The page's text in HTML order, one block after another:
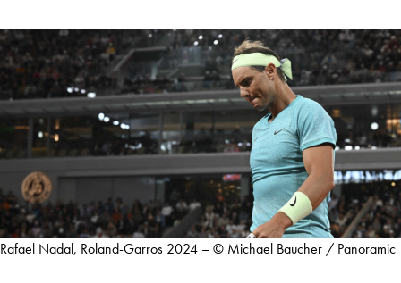
Rafael Nadal, Roland-Garros 2024 – © Michael Baucher / Panoramic